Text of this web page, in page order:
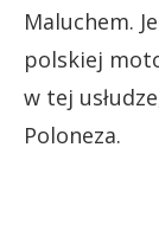
Maluchem.
polskiej
w tej
Poloneza.